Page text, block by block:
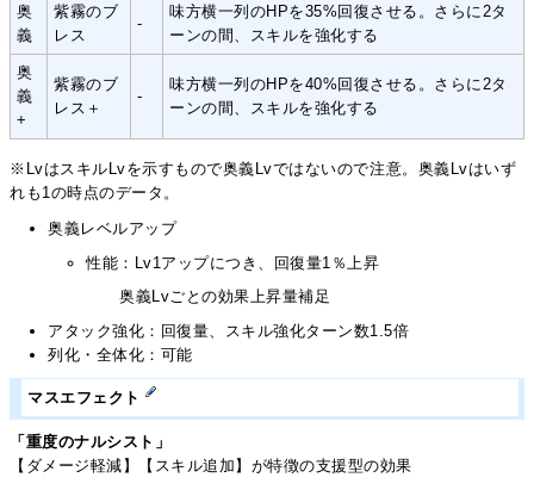
奥
義
紫霧のブ
レス
-
味方横一列のHPを35%回復させる。さらに2タ
ーンの間、スキルを強化する
奥
義
+
紫霧のブ
レス＋
-
味方横一列のHPを40%回復させる。さらに2タ
ーンの間、スキルを強化する
※LvはスキルLvを示すもので奥義Lvではないので注意。奥義Lvはいず
れも1の時点のデータ。
奥義レベルアップ
性能：Lv1アップにつき、回復量1％上昇
奥義Lvごとの効果上昇量補足
アタック強化：回復量、スキル強化ターン数1.5倍
列化・全体化：可能
マスエフェクト
「重度のナルシスト」
【ダメージ軽減】【スキル追加】が特徴の支援型の効果